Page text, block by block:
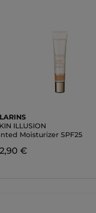
ILLUSION
Moisturizer SPF25
€